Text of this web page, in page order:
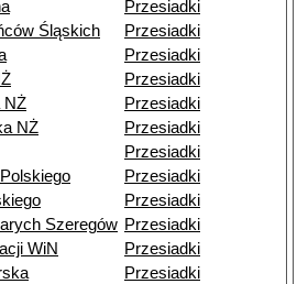
Przesiadki
Śląskich
Przesiadki
Przesiadki
Przesiadki
NŻ
Przesiadki
NŻ
Przesiadki
Przesiadki
Przesiadki
Przesiadki
Szeregów Przesiadki
WiN
Przesiadki
Przesiadki